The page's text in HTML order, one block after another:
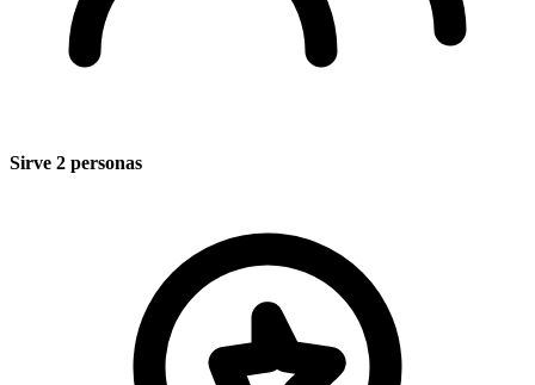
Sirve 2 personas